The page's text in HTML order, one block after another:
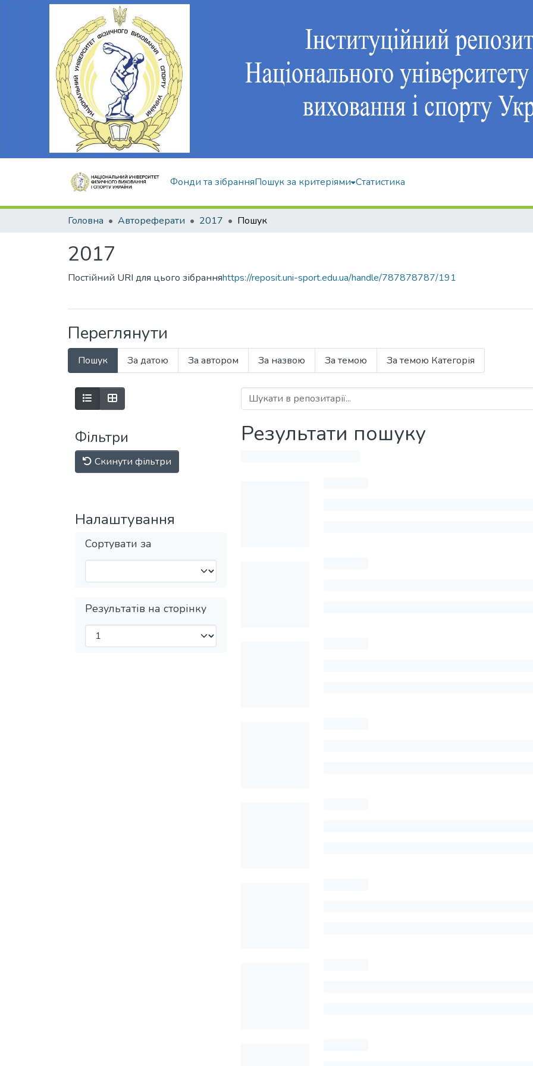
Фонди та зібранняПошук за критеріями Статистика
Головна Автореферати 2017 Пошук
2017
Постійний URI для цього зібранняhttps://reposit.uni-sport.edu.ua/handle/787878787/191
Переглянути
Пошук За датою За автором За назвою За темою За темою Категорія
Фільтри
Скинути фільтри
Налаштування
Сортувати за
Результатів на сторінку
Результати пошуку